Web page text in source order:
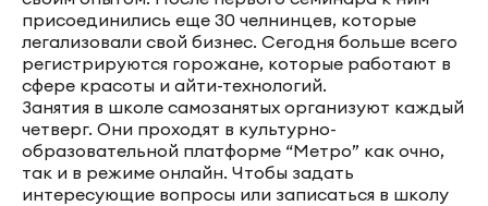
присоединились еще 30 челнинцев, которые
легализовали свой бизнес. Сегодня больше всего
регистрируются горожане, которые работают в
сфере красоты и айти-технологий.
Занятия в школе самозанятых организуют каждый
четверг. Они проходят в культурно-
образовательной платформе “Метро” как очно,
так и в режиме онлайн. Чтобы задать
интересующие вопросы или записаться в школу